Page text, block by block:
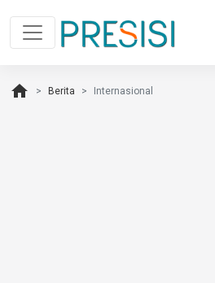
home Berita Internasional